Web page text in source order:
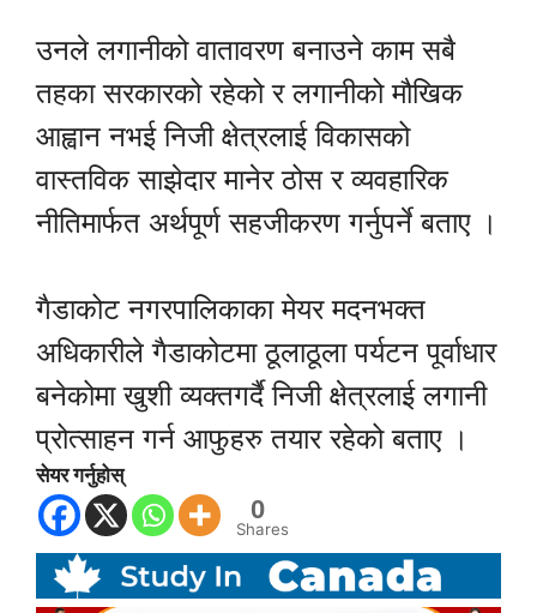
उनले लगानीको वातावरण बनाउने काम सबै
तहका सरकारको रहेको र लगानीको मौखिक
आह्वान नभई निजी क्षेत्रलाई विकासको
वास्तविक साझेदार मानेर ठोस र व्यवहारिक
नीतिमार्फत अर्थपूर्ण सहजीकरण गर्नुपर्ने बताए ।
गैडाकोट नगरपालिकाका मेयर मदनभक्त
अधिकारीले गैडाकोटमा ठूलाठूला पर्यटन पूर्वाधार
बनेकोमा खुशी व्यक्तगर्दै निजी क्षेत्रलाई लगानी
प्रोत्साहन गर्न आफुहरु तयार रहेको बताए ।
सेयर गर्नुहोस्
0
Shares